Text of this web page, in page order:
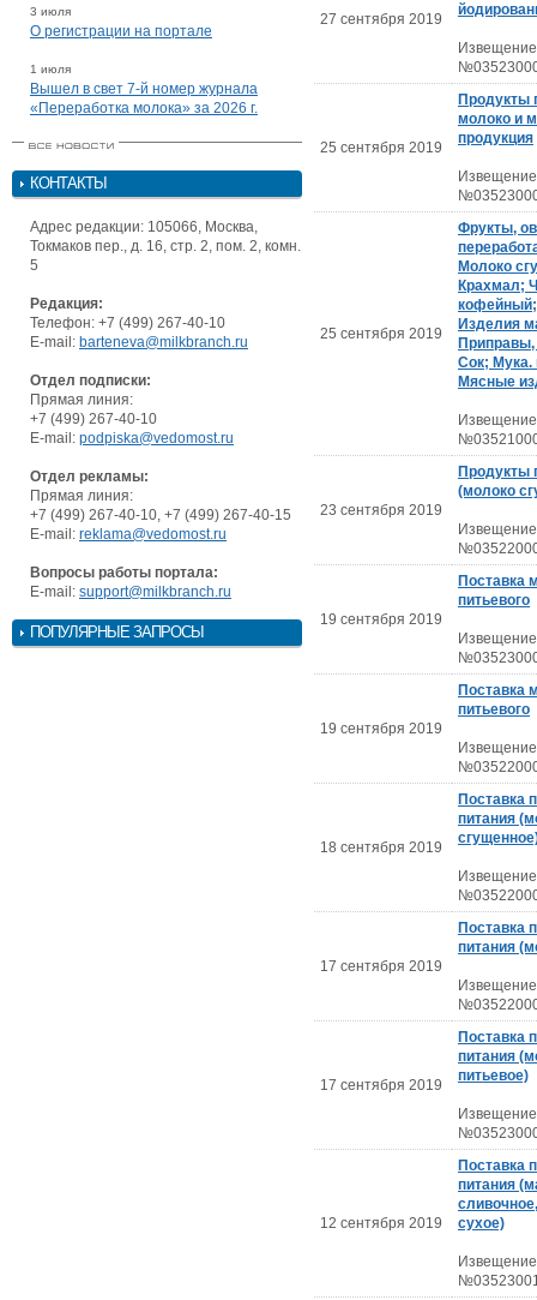
3 июля
О регистрации на портале
1 июля
Вышел в свет 7-й номер журнала
«Переработка молока» за 2026 г.
КОНТАКТЫ
Адрес редакции: 105066, Москва,
Токмаков пер., д. 16, стр. 2, пом. 2, комн.
5
Редакция:
Телефон: +7 (499) 267-40-10
E-mail: barteneva@milkbranch.ru
Отдел подписки:
Прямая линия:
+7 (499) 267-40-10
E-mail: podpiska@vedomost.ru
Отдел рекламы:
Прямая линия:
+7 (499) 267-40-10, +7 (499) 267-40-15
E-mail: reklama@vedomost.ru
Вопросы работы портала:
E-mail: support@milkbranch.ru
ПОПУЛЯРНЫЕ ЗАПРОСЫ
27 сентября 2019
Извещение
25 сентября 2019
Продукты
молоко и
продукция
Извещение
25 сентября 2019
Фрукты,
Молоко
Крахмал;
Изделия
Приправы,
Сок; Мука.
Мясные
Извещение
23 сентября 2019
Продукты
(молоко
Извещение
19 сентября 2019
Поставка
питьевого
Извещение
19 сентября 2019
Поставка
питьевого
Извещение
18 сентября 2019
Поставка
питания
Извещение
17 сентября 2019
Поставка
питания
Извещение
17 сентября 2019
Поставка
питания
питьевое)
Извещение
12 сентября 2019
Поставка
питания
сухое)
Извещение